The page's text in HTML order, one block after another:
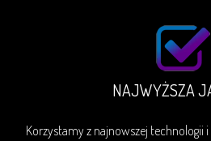
NAJWYŻSZA
Korzystamy z najnowszej technologii